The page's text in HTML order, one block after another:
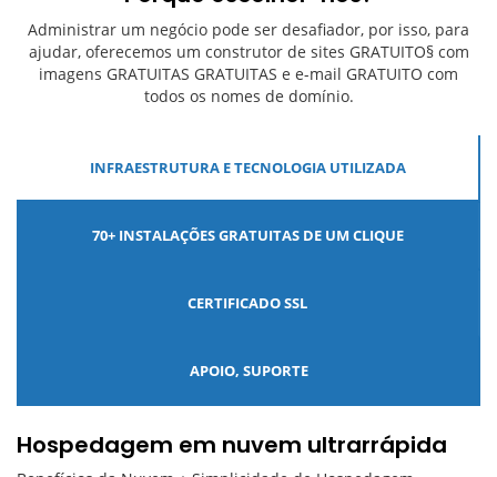
Administrar um negócio pode ser desafiador, por isso, para
ajudar, oferecemos um construtor de sites GRATUITO§ com
imagens GRATUITAS GRATUITAS e e-mail GRATUITO com
todos os nomes de domínio.
INFRAESTRUTURA E TECNOLOGIA UTILIZADA
70+ INSTALAÇÕES GRATUITAS DE UM CLIQUE
CERTIFICADO SSL
APOIO, SUPORTE
Hospedagem em nuvem ultrarrápida